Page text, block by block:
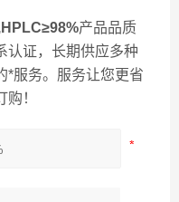
产品品质
认证，长期供应多种
*服务。服务让您更省
！